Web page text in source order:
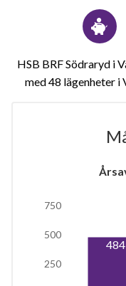
HSB BRF Södraryd i
med 48 lägenheter i
250
500
750
484